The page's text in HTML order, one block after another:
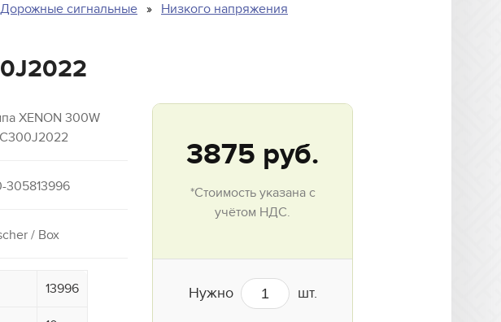
Дорожные сигнальные
Низкого напряжения
XENON 300W
305813996
/ Box
13996
3875 руб.
*Стоимость указана с
учётом НДС.
Нужно шт.